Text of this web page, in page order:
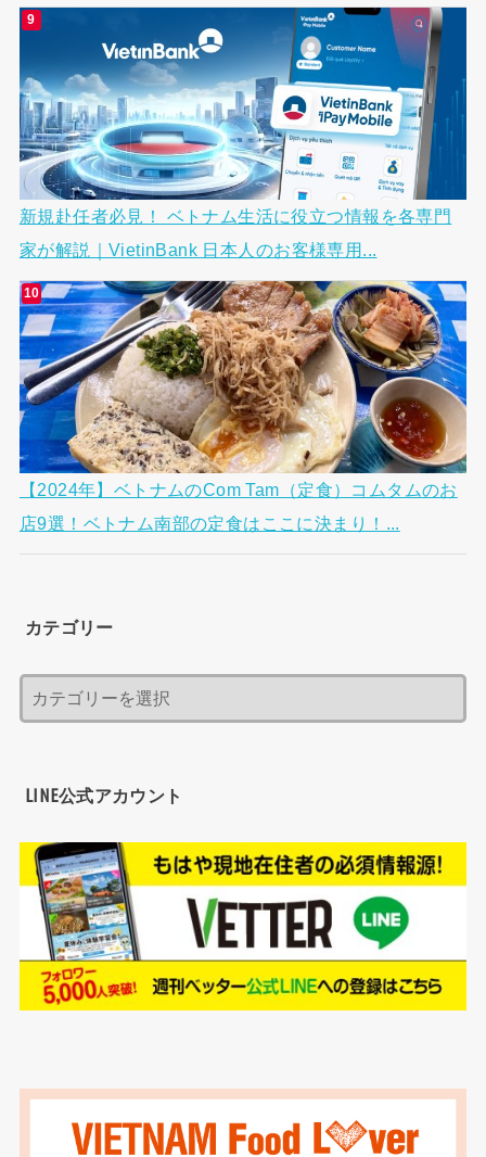
新規赴任者必見！ ベトナム生活に役立つ情報を各専門
家が解説｜VietinBank 日本人のお客様専用...
【2024年】ベトナムのCom Tam（定食）コムタムのお
店9選！ベトナム南部の定食はここに決まり！...
カテゴリー
LINE公式アカウント